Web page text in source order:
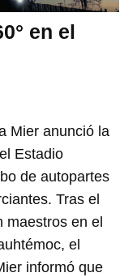
en el
Mier anunció la
Estadio
de autopartes
Tras el
maestros en el
el
informó que